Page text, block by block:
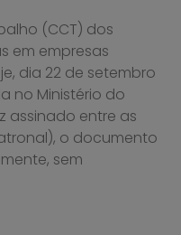
(CCT) dos
em empresas
dia 22 de setembro
no Ministério do
assinado entre as
o documento
sem